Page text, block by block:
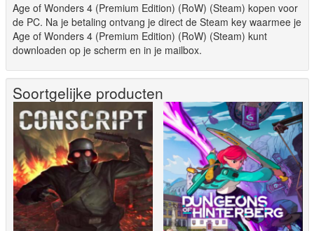
Age of Wonders 4 (Premium Edition) (RoW) (Steam) kopen voor
de PC. Na je betaling ontvang je direct de Steam key waarmee je
Age of Wonders 4 (Premium Edition) (RoW) (Steam) kunt
downloaden op je scherm en in je mailbox.
Soortgelijke producten